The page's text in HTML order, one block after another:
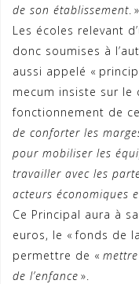
de son établissement . »
Les écoles relevant
donc soumises à
aussi appelé «
mecum insiste sur le
fonctionnement de
de conforter les
pour mobiliser les
travailler avec les
acteurs économiques
Ce Principal aura à
euros, le « fonds de
permettre de «
de l’enfance ».